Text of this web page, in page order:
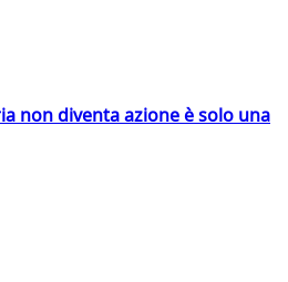
non diventa azione è solo una